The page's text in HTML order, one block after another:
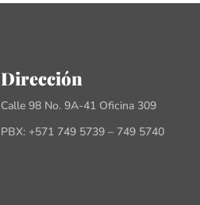
Dirección
Calle 98 No. 9A-41 Oficina 309
PBX: +571 749 5739 – 749 5740